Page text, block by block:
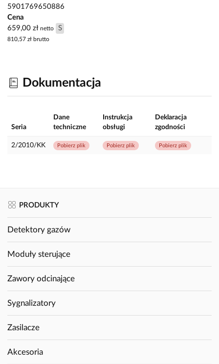
5901769650886
Cena
659,00 zł netto S
810,57 zł brutto
Dokumentacja
Seria
Dane
techniczne
Instrukcja
obsługi
Deklaracja
zgodności
2/2010/KK Pobierz plik Pobierz plik Pobierz plik
PRODUKTY
Detektory gazów
Moduły sterujące
Zawory odcinające
Sygnalizatory
Zasilacze
Akcesoria